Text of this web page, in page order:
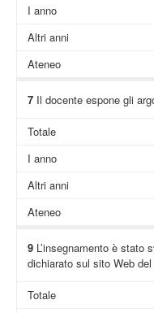
I anno
Altri anni
Ateneo
7Il docente espone gli
Totale
I anno
Altri anni
Ateneo
9L’insegnamento è stato
dichiarato sul sito Web
Totale